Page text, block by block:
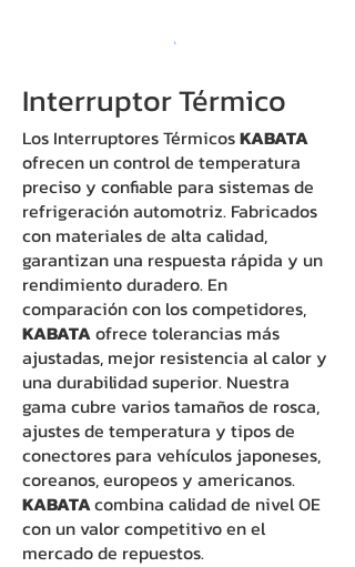
Interruptor Térmico
Los Interruptores TérmicosKABATA
ofrecen un control de temperatura
preciso y confiable para sistemas de
refrigeración automotriz. Fabricados
con materiales de alta calidad,
garantizan una respuesta rápida y un
rendimiento duradero. En
comparación con los competidores,
KABATAofrece tolerancias más
ajustadas, mejor resistencia al calor y
una durabilidad superior. Nuestra
gama cubre varios tamaños de rosca,
ajustes de temperatura y tipos de
conectores para vehículos japoneses,
coreanos, europeos y americanos.
KABATAcombina calidad de nivel OE
con un valor competitivo en el
mercado de repuestos.